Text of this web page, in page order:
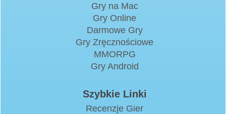
Gry na Mac
Gry Online
Darmowe Gry
Gry Zręcznościowe
MMORPG
Gry Android
Szybkie Linki
Recenzje Gier